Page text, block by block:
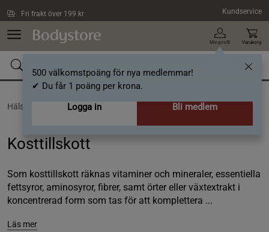
Fri frakt över 199 kr Kundservice
Min profil
500 välkomstpoäng för nya medlemmar!
✔ Du får 1 poäng per krona.
Logga in
Bli medlem
Varukorg
Hälsa / Kosttillskott
Kosttillskott
Som kosttillskott räknas vitaminer och mineraler, essentiella
fettsyror, aminosyror, fibrer, samt örter eller växtextrakt i
koncentrerad form som tas för att komplettera ...
Läs mer